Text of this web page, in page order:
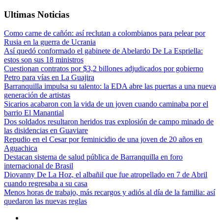
Ultimas Noticias
Como carne de cañón: así reclutan a colombianos para pelear por
Rusia en la guerra de Ucrania
Así quedó conformado el gabinete de Abelardo De La Espriella:
estos son sus 18 ministros
Cuestionan contratos por $3,2 billones adjudicados por gobierno
Petro para vías en La Guajira
Barranquilla impulsa su talento: la EDA abre las puertas a una nueva
generación de artistas
Sicarios acabaron con la vida de un joven cuando caminaba por el
barrio El Manantial
Dos soldados resultaron heridos tras explosión de campo minado de
las disidencias en Guaviare
Repudio en el Cesar por feminicidio de una joven de 20 años en
Aguachica
Destacan sistema de salud pública de Barranquilla en foro
internacional de Brasil
Diovanny De La Hoz, el albañil que fue atropellado en 7 de Abril
cuando regresaba a su casa
Menos horas de trabajo, más recargos y adiós al día de la familia: así
quedaron las nuevas reglas